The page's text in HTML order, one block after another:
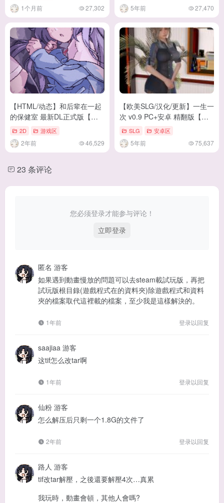
1个月前 27,302 5年前 27,470
【HTML/动态】和后辈在一起
的保健室 最新DL正式版【新
作/2M】
2D 游戏区
2年前 46,529
【欧美SLG/汉化/更新】一生一
次 v0.9 PC+安卓 精翻版【动
态/5G】
SLG 安卓区
5年前 75,637
23 条评论
您必须登录才能参与评论！
立即登录
匿名 游客
如果遇到動畫慢放的問題可以去steam載試玩版，再把
試玩版根目錄(遊戲程式在的資料夾)除遊戲程式和資料
夾的檔案取代這裡載的檔案，至少我是這樣解決的。
1年前 登录以回复
saajiaa 游客
这tif怎么改tar啊
1年前 登录以回复
仙粉 游客
怎么解压后只剩一个1.8G的文件了
2年前 登录以回复
路人 游客
tif改tar解壓，之後還要解壓4次…真累
我玩時，動畫會頓，其他人會嗎?